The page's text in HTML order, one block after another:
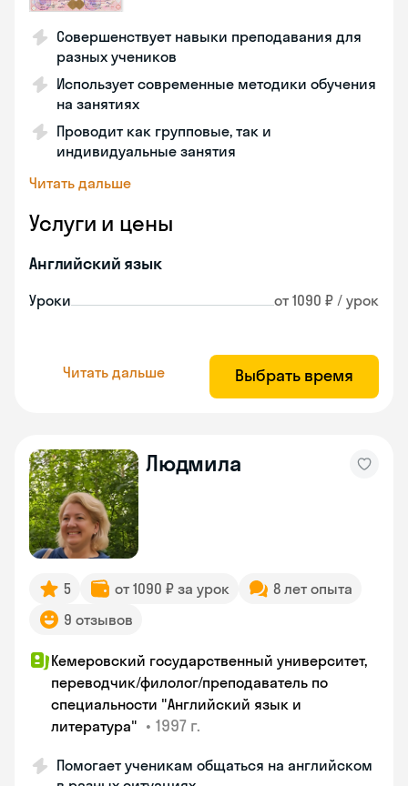
Совершенствует навыки преподавания для
разных учеников
Использует современные методики обучения
на занятиях
Проводит как групповые, так и
индивидуальные занятия
Читать дальше
Услуги и цены
Английский язык
Уроки от 1090 ₽ / урок
Читать дальше Выбрать время
Людмила
5 от 1090 ₽ за урок
8 лет опыта
9 отзывов
Кемеровский государственный университет,
переводчик/филолог/преподаватель по
специальности "Английский язык и
литература" • 1997 г.
Помогает ученикам общаться на английском